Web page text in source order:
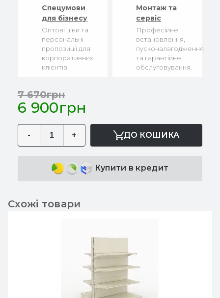
Спецумови
для бізнесу
Оптові ціни та
персональні
пропозиції для
корпоративних
клієнтів.
Монтаж та
сервіс
Професійне
встановлення,
пусконалагодження
та гарантійне
обслуговування.
6 900грн
7 670грн
- + ДО КОШИКА
Купити в кредит
Схожі товари